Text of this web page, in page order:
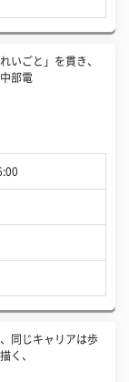
いごと」を貫き、
部電
同じキャリアは歩
く、